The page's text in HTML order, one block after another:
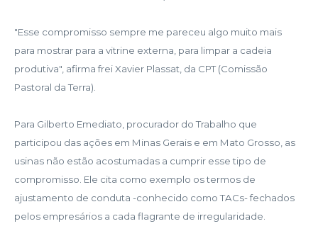
"Esse compromisso sempre me pareceu algo muito mais
para mostrar para a vitrine externa, para limpar a cadeia
produtiva", afirma frei Xavier Plassat, da CPT (Comissão
Pastoral da Terra).
Para Gilberto Emediato, procurador do Trabalho que
participou das ações em Minas Gerais e em Mato Grosso, as
usinas não estão acostumadas a cumprir esse tipo de
compromisso. Ele cita como exemplo os termos de
ajustamento de conduta -conhecido como TACs- fechados
pelos empresários a cada flagrante de irregularidade.